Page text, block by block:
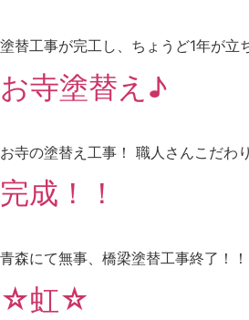
塗替工事が完工し、ちょうど1年が
お寺塗替え♪
お寺の塗替え工事！ 職人さんこだわ
完成！！
青森にて無事、橋梁塗替工事終了！！
☆虹☆